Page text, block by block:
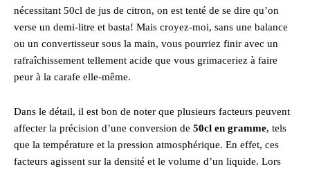
nécessitant 50cl de jus de citron, on est tenté de se dire qu’on
verse un demi-litre et basta! Mais croyez-moi, sans une balance
ou un convertisseur sous la main, vous pourriez finir avec un
rafraîchissement tellement acide que vous grimaceriez à faire
peur à la carafe elle-même.
Dans le détail, il est bon de noter que plusieurs facteurs peuvent
affecter la précision d’une conversion de 50cl en gramme, tels
que la température et la pression atmosphérique. En effet, ces
facteurs agissent sur la densité et le volume d’un liquide. Lors